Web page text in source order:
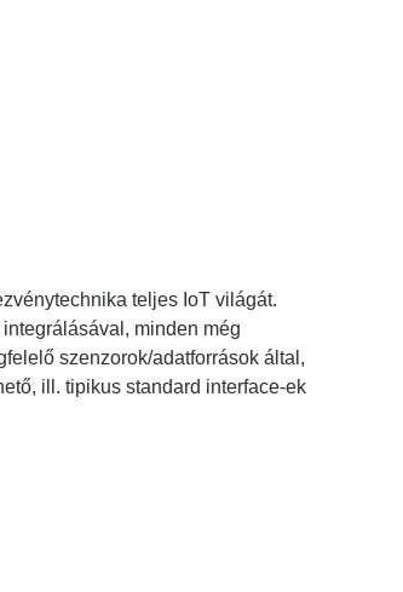
teljes IoT világát.
minden még
szenzorok/adatforrások által,
ill. tipikus standard interface-ek